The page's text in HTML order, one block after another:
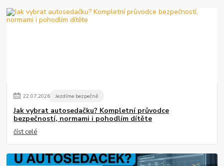
22.07.2026 Jezdíme bezpečně
Jak vybrat autosedačku? Kompletní průvodce
bezpečností, normami i pohodlím dítěte
číst celé